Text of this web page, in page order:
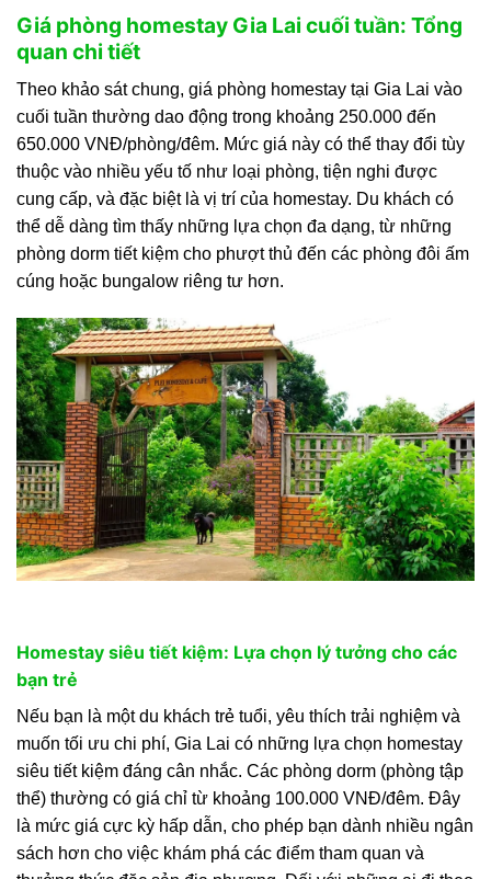
Giá phòng homestay Gia Lai cuối tuần: Tổng
quan chi tiết
Theo khảo sát chung, giá phòng homestay tại Gia Lai vào
cuối tuần thường dao động trong khoảng 250.000 đến
650.000 VNĐ/phòng/đêm. Mức giá này có thể thay đổi tùy
thuộc vào nhiều yếu tố như loại phòng, tiện nghi được
cung cấp, và đặc biệt là vị trí của homestay. Du khách có
thể dễ dàng tìm thấy những lựa chọn đa dạng, từ những
phòng dorm tiết kiệm cho phượt thủ đến các phòng đôi ấm
cúng hoặc bungalow riêng tư hơn.
Homestay siêu tiết kiệm: Lựa chọn lý tưởng cho các
bạn trẻ
Nếu bạn là một du khách trẻ tuổi, yêu thích trải nghiệm và
muốn tối ưu chi phí, Gia Lai có những lựa chọn homestay
siêu tiết kiệm đáng cân nhắc. Các phòng dorm (phòng tập
thể) thường có giá chỉ từ khoảng 100.000 VNĐ/đêm. Đây
là mức giá cực kỳ hấp dẫn, cho phép bạn dành nhiều ngân
sách hơn cho việc khám phá các điểm tham quan và